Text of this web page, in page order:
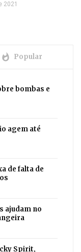
2021
whatshot Popular
bombas e
agem até
de falta de
ajudam no
Spirit,